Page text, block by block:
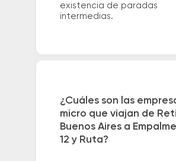
existencia de paradas
intermedias.
¿Cuáles son las
micro que viajan de
Buenos Aires a
12 y Ruta?